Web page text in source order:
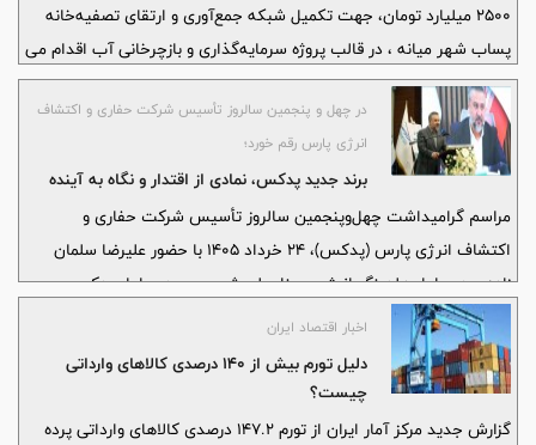
۲۵۰۰ میلیارد تومان، جهت تکمیل شبکه جمع‌آوری و ارتقای تصفیه‌خانه
پساب شهر میانه ، در قالب پروژه سرمایه‌گذاری و بازچرخانی آب اقدام می
کند.
در چهل و پنجمین سالروز تأسیس شرکت حفاری و اکتشاف
انرژی پارس رقم خورد؛
برند جدید پدکس، نمادی از اقتدار و نگاه به آینده
مراسم گرامیداشت چهل‌وپنجمین سالروز تأسیس شرکت حفاری و
اکتشاف انرژی پارس (پدکس)، ۲۴ خرداد ۱۴۰۵ با حضور عليرضا سلمان
زاده، مدیرعامل هلدینگ انرژی سینا، علي شهريور، مدیرعامل پدکس،
اعضای هیئت‌مدیره این شرکت، مدیران عامل ادوار گذشته، کارکنان
ستادی و عملیاتی و جمعی از مدیران و همکاران هلدینگ انرژي سينا،
برگزار شد.
اخبار اقتصاد ایران
دلیل تورم بیش از 140 درصدی کالاهای وارداتی
چیست؟
گزارش جدید مرکز آمار ایران از تورم 147.2 درصدی کالاهای وارداتی پرده